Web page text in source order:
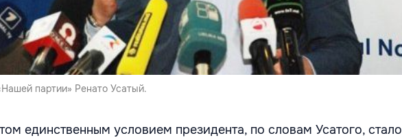
партии» Ренато Усатый.
единственным условием президента, по словам Усатого, стало